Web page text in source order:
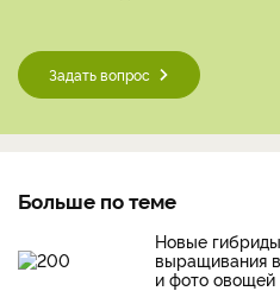
Задать вопрос
Больше по теме
Новые
выращивания
и фото овощей